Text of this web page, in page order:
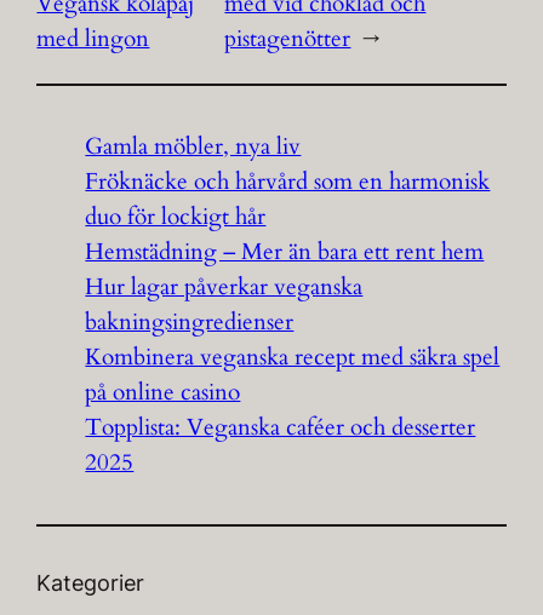
med lingon
pistagenötter →
Gamla möbler, nya liv
Fröknäcke och hårvård som en harmonisk
duo för lockigt hår
Hemstädning – Mer än bara ett rent hem
Hur lagar påverkar veganska
bakningsingredienser
Kombinera veganska recept med säkra spel
på online casino
Topplista: Veganska caféer och desserter
2025
Kategorier